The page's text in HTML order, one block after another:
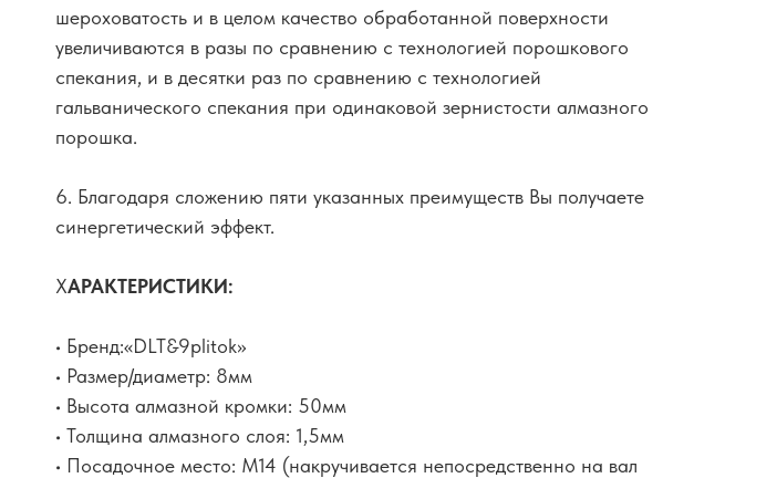
шероховатость и в целом качество обработанной поверхности
увеличиваются в разы по сравнению с технологией порошкового
спекания, и в десятки раз по сравнению с технологией
гальванического спекания при одинаковой зернистости алмазного
порошка.
6. Благодаря сложению пяти указанных преимуществ Вы получаете
синергетический эффект.
ХАРАКТЕРИСТИКИ:
• Бренд:«DLT&9plitok»
• Размер/диаметр: 8мм
• Высота алмазной кромки: 50мм
• Толщина алмазного слоя: 1,5мм
• Посадочное место: M14 (накручивается непосредственно на вал